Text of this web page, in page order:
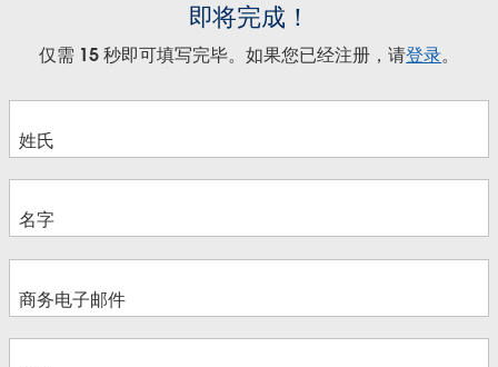
即将完成！
仅需 15 秒即可填写完毕。如果您已经注册，请登录。